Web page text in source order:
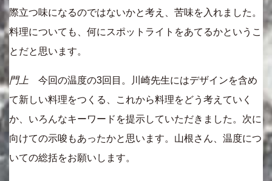
際立つ味になるのではないかと考え、苦味を入れました。
料理についても、何にスポットライトをあてるかというこ
とだと思います。
門上 今回の温度の3回目。川崎先生にはデザインを含め
て新しい料理をつくる、これから料理をどう考えていく
か、いろんなキーワードを提示していただきました。次に
向けての示唆もあったかと思います。山根さん、温度につ
いての総括をお願いします。